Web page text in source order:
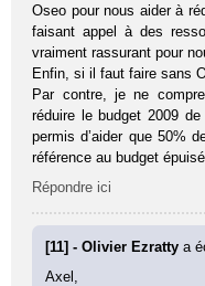
Oseo pour nous aider à
faisant appel à des
vraiment rassurant pour
Enfin, si il faut faire sans
Par contre, je ne
réduire le budget 2009
permis d’aider que 50%
référence au budget
Répondre ici
[11] - Olivier Ezrattya
Axel,